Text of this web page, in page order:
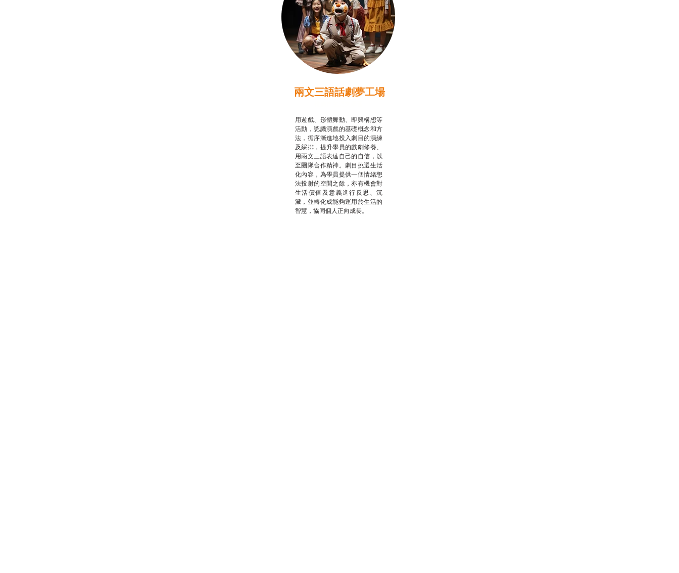
兩文三語話劇夢工場
用遊戲、形體舞動、即興構想等
活動，認識演戲的基礎概念和方
法，循序漸進地投入劇目的演練
及綵排，提升學員的戲劇修養、
用兩文三語表達自己的自信，以
至團隊合作精神。劇目挑選生活
化內容，為學員提供一個情緒想
法投射的空間之餘，亦有機會對
生活價值及意義進行反思、沉
澱，並轉化成能夠運用於生活的
智慧，協同個人正向成長。